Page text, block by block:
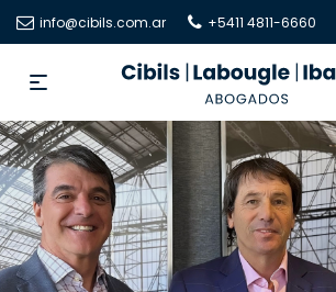
info@cibils.com.ar +5411 4811-6660